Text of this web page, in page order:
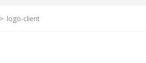
> logo-client